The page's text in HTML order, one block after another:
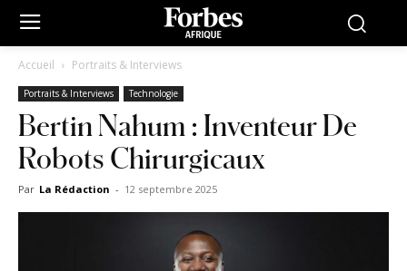
Accueil Portraits & Interviews
Portraits & Interviews Technologie
Bertin Nahum : Inventeur De
Robots Chirurgicaux
Par La Rédaction - 12 septembre 2025